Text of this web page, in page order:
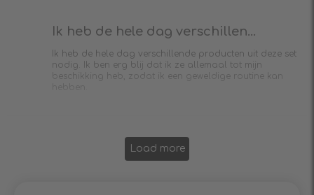
Ik heb de hele dag verschillen...
Ik heb de hele dag verschillende producten uit deze set
nodig. Ik ben erg blij dat ik ze allemaal tot mijn
beschikking heb, zodat ik een geweldige routine kan
Load more